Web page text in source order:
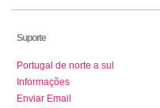
Suporte
Portugal de norte a sul
Informações
Enviar Email